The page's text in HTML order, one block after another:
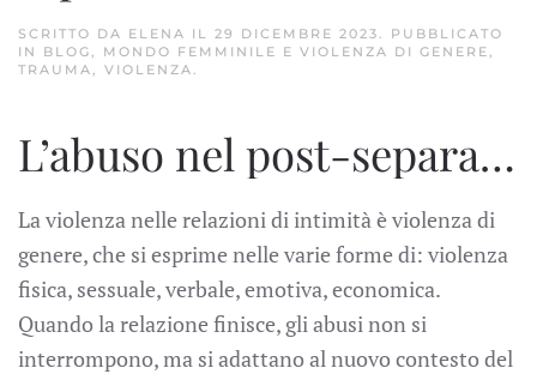
SCRITTO DA ELENA IL 29 DICEMBRE 2023
. PUBBLICATO
IN BLOG MONDO FEMMINILE E VIOLENZA DI GENERE
TRAUMA
VIOLENZA
L’abuso nel post-separazione –
La violenza nelle relazioni di intimità è violenza di
genere, che si esprime nelle varie forme di: violenza
fisica, sessuale, verbale, emotiva, economica.
Quando la relazione finisce, gli abusi non si
interrompono, ma si adattano al nuovo contesto del